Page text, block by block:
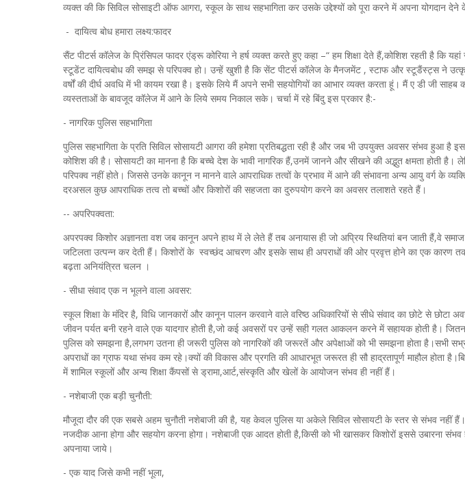
व्यक्त की कि सिविल सोसाइटी ऑफ आगरा, स्कूल के साथ सहभागिता कर उसके उद्देश्यों को पूरा करने में अपना योगदान देने
- दायित्व बोध हमारा लक्ष्य:फादर
सैंट पीटर्स कॉलेज के प्रिंसिपल फादर एंड्रू कोरिया ने हर्ष व्यक्त करते हुए कहा –“ हम शिक्षा देते हैं,कोशिश रहती है कि
स्टूडेंट दायित्वबोध की समझ से परिपक्व हो। उन्हें खुशी है कि सेंट पीटर्स कॉलेज के मैनजमेंट , स्‍टाफ और स्‍टूडैंस्‍ट्स ने
वर्षों की दीर्घ अवधि में भी कायम रखा है। इसके लिये मैं अपने सभी सहयोगियों का आभार व्यक्त करता हूं। मैं ए डी जी
व्‍यस्‍तताओं के बावजूद कॉलेज में आने के लिये समय निकाल सके। चर्चा में रहे बिंदु इस प्रकार है:-
- नागरिक पुलिस सहभागिता
पुलिस सहभागिता के प्रति सिविल सोसायटी आगरा की हमेशा प्रतिबद्धता रही है और जब भी उपयुक्त अवसर संभव हुआ है
कोशिश की है। सोसायटी का मानना है कि बच्चे देश के भावी नागरिक हैं,उनमें जानने और सीखने की अद्भुत क्षमता होती है।
परिपक्‍व नहीं होते। जिससे उनके कानून न मानने वाले आपराधिक तत्वों के प्रभाव में आने की संभावना अन्‍य आयु वर्ग के
दरअसल कुछ आपराधिक तत्व तो बच्चों और किशोरों की सहजता का दुरुपयोग करने का अवसर तलाशते रहते हैं।
-- अपरिपक्वता:
अपरपक्‍व किशोर अज्ञानता वश जब कानून अपने हाथ में ले लेते हैं तब अनायास ही जो अप्रिय स्थितियां बन जाती हैं,वे
जटिलता उत्पन्न कर देती हैं। किशोरों के स्वच्छंद आचरण और इसके साथ ही अपराधों की ओर प्रवृत्त होने का एक कारण
बढ़ता अनियंत्रित चलन ।
- सीधा संवाद एक न भूलने वाला अवसर:
स्‍कूल शिक्षा के मंदिर है, विधि जानकारों और कानून पालन करवाने वाले वरिष्ठ अधिकारियों से सीधे संवाद का छोटे से छोटा
जीवन पर्यत बनी रहने वाले एक यादगार होती है,जो कई अवसरों पर उन्हें सही गलत आकलन करने में सहायक होती है।
पुलिस को समझना है,लगभग उतना ही जरूरी पुलिस को नागरिकों की जरूरतें और अपेक्षाओं को भी समझना होता है।सभी
अपराधों का ग्राफ यथा संभव कम रहे।क्‍यों की विकास और प्रगति की आधारभूत जरूरत ही सौ हाद्रतापूर्ण माहौल होता
में शामिल स्‍कूलों और अन्य शिक्षा कैंपसों से ड्रामा,आर्ट,संस्कृति और खेलों के आयोजन संभव ही नहीं हैं।
- नशेबाजी एक बड़ी चुनौती:
मौजूदा दौर की एक सबसे अहम चुनौती नशेबाजी की है, यह केवल पुलिस या अकेले सिविल सोसायटी के स्तर से संभव नहीं
नजदीक आना होगा और सहयोग करना होगा। नशेबाजी एक आदत होती है,किसी को भी खासकर किशोरों इससे उबारना
अपनाया जाये।
- एक याद जिसे कभी नहीं भूला,